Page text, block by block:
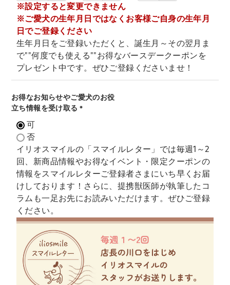
※設定すると変更できません
※ご愛犬の生年月日ではなくお客様ご自身の生年月
日でご登録ください
生年月日をご登録いただくと、誕生月～その翌月ま
で""何度でも使える""お得なバースデークーポンを
プレゼント中です。ぜひご登録くださいませ！
お得なお知らせやご愛犬のお役
立ち情報を受け取る
)
可
否
イリオスマイルの「スマイルレター」では毎週1～2
回、新商品情報やお得なイベント・限定クーポンの
情報をスマイルレターご登録者さまにいち早くお届
けしております！さらに、提携獣医師が執筆したコ
ラムも一足お先にお読みいただけます。ぜひご登録
ください。